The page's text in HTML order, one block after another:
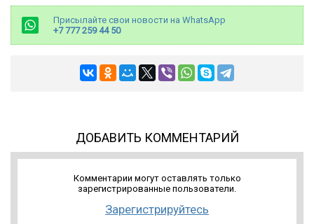
Присылайте свои новости на WhatsApp
+7 777 259 44 50
ДОБАВИТЬ КОММЕНТАРИЙ
Комментарии могут оставлять только
зарегистрированные пользователи.
Зарегистрируйтесь